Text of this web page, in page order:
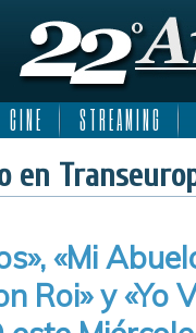
C I N E S T R E A M I N G
en
«Mi
Roi» y «Yo